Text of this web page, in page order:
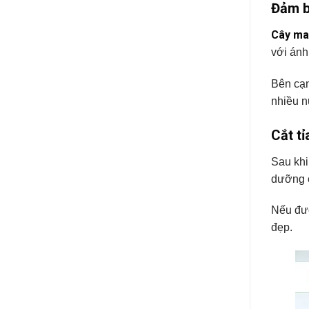
Đảm
Cây
với
Bên
nhiều
Cắt
Sau
dưỡng
Nếu
đẹp.